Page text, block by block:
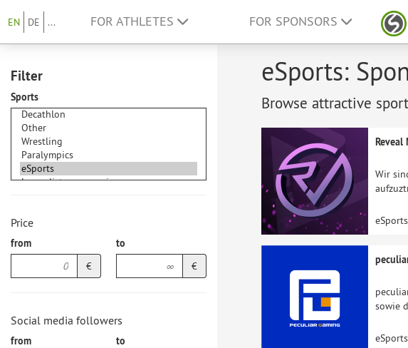
EN DE ... FOR ATHLETES FOR SPONSORS
Filter
Sports
Price
from
€
to
€
Social media followers
from to
eSports:
Browse attractive
Wir
eSports
sowie
eSports